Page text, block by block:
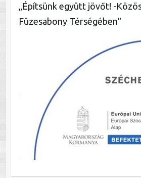
„Építsünk együtt jövőt! -
Füzesabony Térségében”